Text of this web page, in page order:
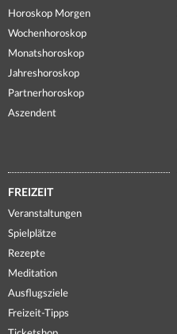
Horoskop Morgen
Wochenhoroskop
Monatshoroskop
Jahreshoroskop
Partnerhoroskop
Aszendent
FREIZEIT
Veranstaltungen
Spielplätze
Rezepte
Meditation
Ausflugsziele
Freizeit-Tipps